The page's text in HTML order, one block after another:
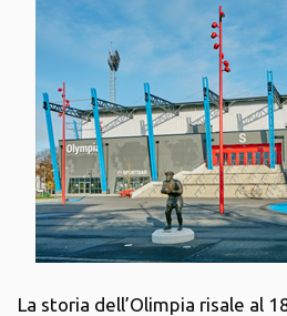
La storia dell’Olimpia risale al